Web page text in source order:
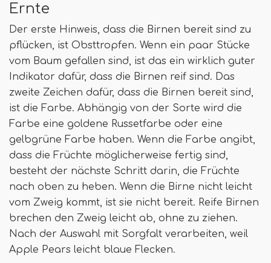
Ernte
Der erste Hinweis, dass die Birnen bereit sind zu
pflücken, ist Obsttropfen. Wenn ein paar Stücke
vom Baum gefallen sind, ist das ein wirklich guter
Indikator dafür, dass die Birnen reif sind. Das
zweite Zeichen dafür, dass die Birnen bereit sind,
ist die Farbe. Abhängig von der Sorte wird die
Farbe eine goldene Russetfarbe oder eine
gelbgrüne Farbe haben. Wenn die Farbe angibt,
dass die Früchte möglicherweise fertig sind,
besteht der nächste Schritt darin, die Früchte
nach oben zu heben. Wenn die Birne nicht leicht
vom Zweig kommt, ist sie nicht bereit. Reife Birnen
brechen den Zweig leicht ab, ohne zu ziehen.
Nach der Auswahl mit Sorgfalt verarbeiten, weil
Apple Pears leicht blaue Flecken.